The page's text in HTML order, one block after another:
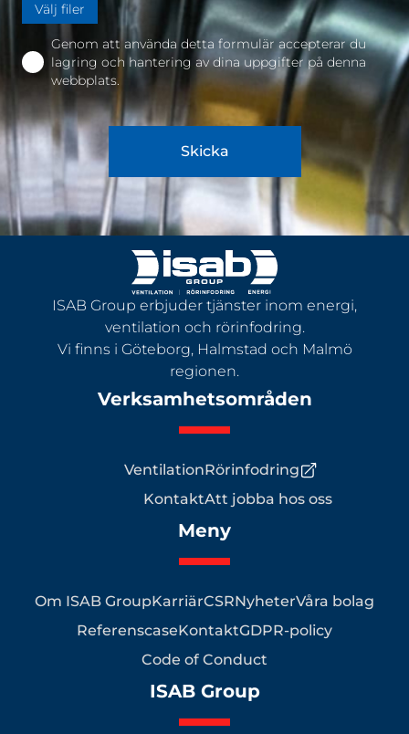
Välj filer
Genom att använda detta formulär accepterar du
lagring och hantering av dina uppgifter på denna
webbplats.
Skicka
ISAB Group erbjuder tjänster inom energi,
ventilation och rörinfodring.
Vi finns i Göteborg, Halmstad och Malmö
regionen.
Verksamhetsområden
VentilationRörinfodring
KontaktAtt jobba hos oss
Meny
Om ISAB GroupKarriärCSRNyheterVåra bolag
ReferenscaseKontaktGDPR-policy
Code of Conduct
ISAB Group